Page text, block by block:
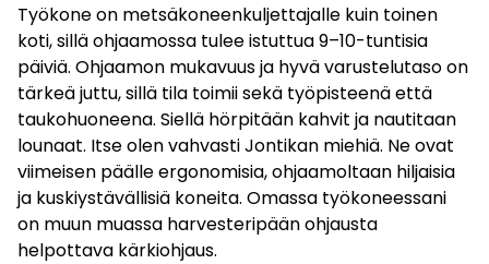
Työkone on metsäkoneenkuljettajalle kuin toinen
koti, sillä ohjaamossa tulee istuttua 9–10-tuntisia
päiviä. Ohjaamon mukavuus ja hyvä varustelutaso on
tärkeä juttu, sillä tila toimii sekä työpisteenä että
taukohuoneena. Siellä hörpitään kahvit ja nautitaan
lounaat. Itse olen vahvasti Jontikan miehiä. Ne ovat
viimeisen päälle ergonomisia, ohjaamoltaan hiljaisia
ja kuskiystävällisiä koneita. Omassa työkoneessani
on muun muassa harvesteripään ohjausta
helpottava kärkiohjaus.